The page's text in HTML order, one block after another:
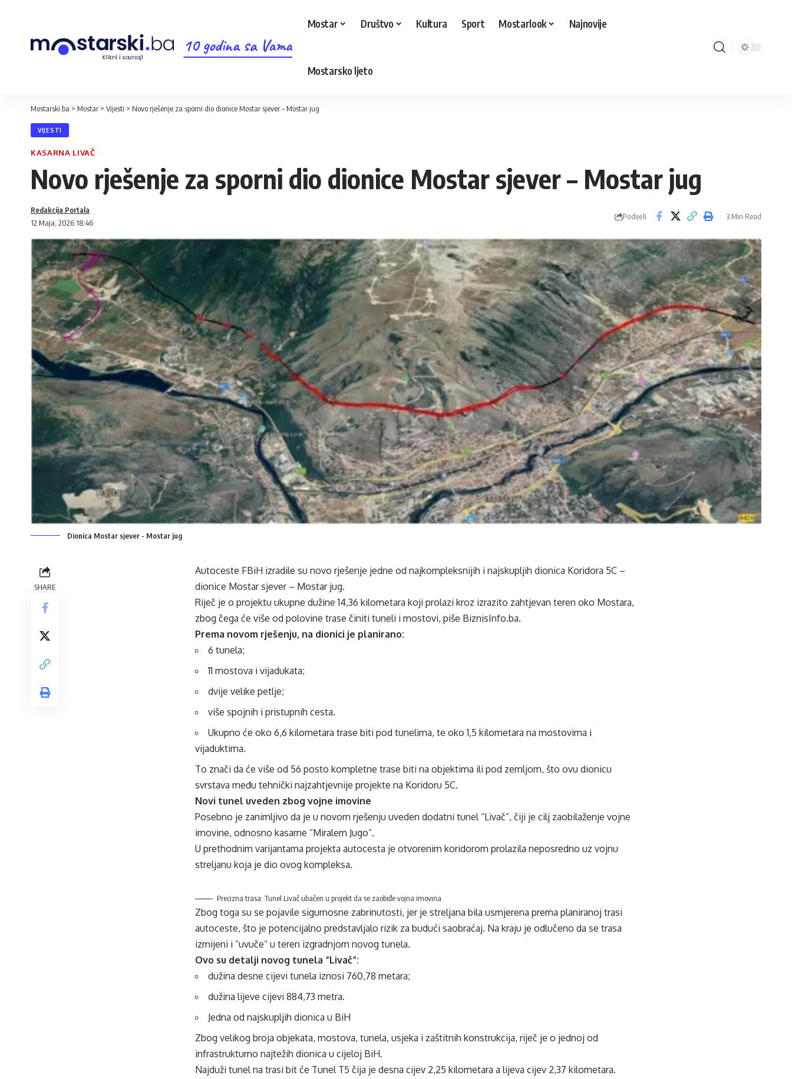
10 godina sa Vama
Mostar Društvo Kultura Sport Mostarlook Najnovije
Mostarsko ljeto
Mostarski.ba > Mostar > Vijesti > Novo rješenje za sporni dio dionice Mostar sjever – Mostar jug
VIJESTI
KASARNA LIVAČ
Novo rješenje za sporni dio dionice Mostar sjever – Mostar jug
12 Maja, 2026 18:46
Redakcija Portala
Podijeli 3 Min Read
Dionica Mostar sjever - Mostar jug
SHARE
Autoceste FBiH izradile su novo rješenje jedne od najkompleksnijih i najskupljih dionica Koridora 5C –
dionice Mostar sjever – Mostar jug.
Riječ je o projektu ukupne dužine 14,36 kilometara koji prolazi kroz izrazito zahtjevan teren oko Mostara,
zbog čega će više od polovine trase činiti tuneli i mostovi, piše BiznisInfo.ba.
Prema novom rješenju, na dionici je planirano:
6 tunela;
11 mostova i vijadukata;
dvije velike petlje;
više spojnih i pristupnih cesta.
Ukupno će oko 6,6 kilometara trase biti pod tunelima, te oko 1,5 kilometara na mostovima i
vijaduktima.
To znači da će više od 56 posto kompletne trase biti na objektima ili pod zemljom, što ovu dionicu
svrstava među tehnički najzahtjevnije projekte na Koridoru 5C.
Novi tunel uveden zbog vojne imovine
Posebno je zanimljivo da je u novom rješenju uveden dodatni tunel “Livač”, čiji je cilj zaobilaženje vojne
imovine, odnosno kasarne “Miralem Jugo”.
U prethodnim varijantama projekta autocesta je otvorenim koridorom prolazila neposredno uz vojnu
streljanu koja je dio ovog kompleksa.
Precizna trasa: Tunel Livač ubačen u projekt da se zaobiđe vojna imovina
Zbog toga su se pojavile sigurnosne zabrinutosti, jer je streljana bila usmjerena prema planiranoj trasi
autoceste, što je potencijalno predstavljalo rizik za budući saobraćaj. Na kraju je odlučeno da se trasa
izmijeni i “uvuče” u teren izgradnjom novog tunela.
Ovo su detalji novog tunela “Livač”:
dužina desne cijevi tunela iznosi 760,78 metara;
dužina lijeve cijevi 884,73 metra.
Jedna od najskupljih dionica u BiH
Zbog velikog broja objekata, mostova, tunela, usjeka i zaštitnih konstrukcija, riječ je o jednoj od
infrastrukturno najtežih dionica u cijeloj BiH.
Najduži tunel na trasi bit će Tunel T5 čija je desna cijev 2,25 kilometara a lijeva cijev 2,37 kilometara.